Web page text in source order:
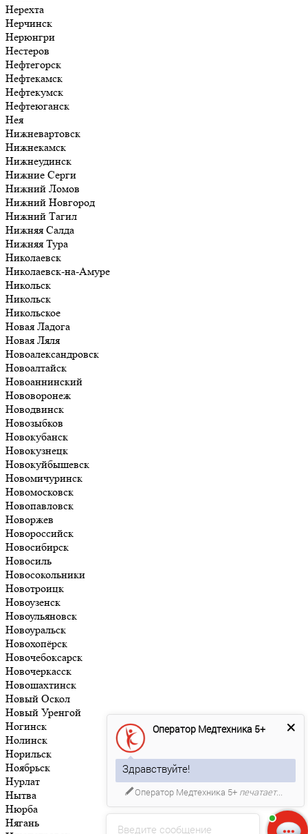
Нерехта
Нерчинск
Нерюнгри
Нестеров
Нефтегорск
Нефтекамск
Нефтекумск
Нефтеюганск
Нея
Нижневартовск
Нижнекамск
Нижнеудинск
Нижние Серги
Нижний Ломов
Нижний Новгород
Нижний Тагил
Нижняя Салда
Нижняя Тура
Николаевск
Николаевск-на-Амуре
Никольск
Никольск
Никольское
Новая Ладога
Новая Ляля
Новоалександровск
Новоалтайск
Новоаннинский
Нововоронеж
Новодвинск
Новозыбков
Новокубанск
Новокузнецк
Новокуйбышевск
Новомичуринск
Новомосковск
Новопавловск
Новоржев
Новороссийск
Новосибирск
Новосиль
Новосокольники
Новотроицк
Новоузенск
Новоульяновск
Новоуральск
Новохопёрск
Новочебоксарск
Новочеркасск
Новошахтинск
Новый Оскол
Новый Уренгой
Ногинск
Нолинск
Норильск
Ноябрьск
Нурлат
Нытва
Нюрба
Нягань
Введите сообщение
Оператор Медтехника 5+
Здравствуйте!
Оператор Медтехника 5+ печатает...